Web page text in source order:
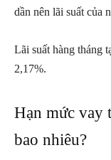
dần nên lãi suất của
Lãi suất hàng tháng
2,17%.
Hạn mức vay
bao nhiêu?